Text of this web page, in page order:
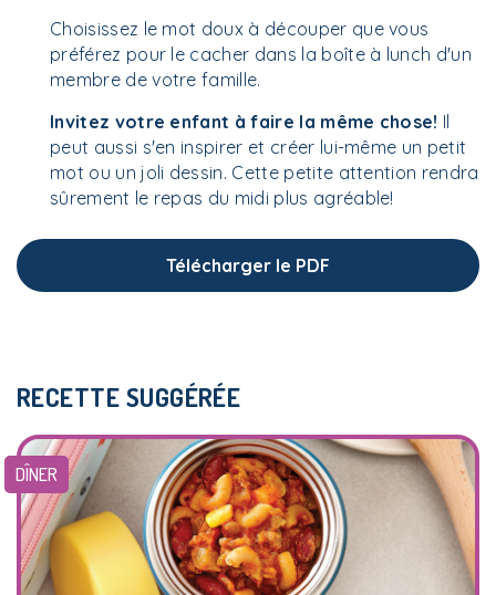
Choisissez le mot doux à découper que vous
préférez pour le cacher dans la boîte à lunch d'un
membre de votre famille.
Invitez votre enfant à faire la même chose! Il
peut aussi s'en inspirer et créer lui-même un petit
mot ou un joli dessin. Cette petite attention rendra
sûrement le repas du midi plus agréable!
Télécharger le PDF
RECETTE SUGGÉRÉE
DÎNER